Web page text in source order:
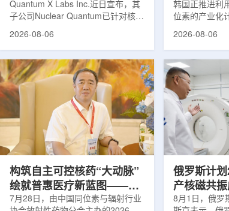
拟
Quantum X Labs Inc.近日宣布，其
子公司Nuclear Quantum已针对核工
业计算模拟中的一项瓶颈提出新方
算密集型场景。据介绍，传统粒子输
运模拟在核医学系统设计中具有重要
作用，但往往需要大量计算资源，并
伴随较长运行时间，影响研发和优化
效率。Nuclear Quantum此次提出的
技术，旨在把物理输运模型转化为量
子电路，使粒子传播和随机游走动力
学能够直接在量子计算框架中表示和
2026-08-06
业化生产
韩国正推进利
位素的产业化
镥-177(Lu-
产，后续还可
钴-60、氚-3
177是当前全
用较广的治疗
于前列腺癌、
相关放射性药
Lu-177完全依
期约为6.6天
2026-08-06
构筑自主可控核药“大动脉”
绘就普惠医疗新蓝图——专
访中国同辐总工程师、中核
7月28日，由中国同位素与辐射行业
俄罗斯计
产核磁共
8月1日，俄罗